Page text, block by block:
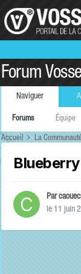
Forum
Naviguer
Forums Équipe
Accueil La
Par
le 11 juin